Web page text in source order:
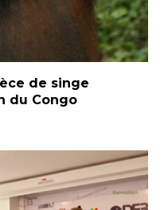
de singe
du Congo